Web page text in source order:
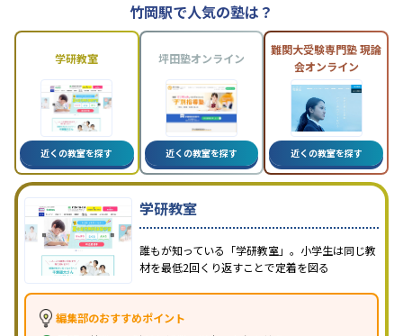
竹岡駅で人気の塾は？
学研教室
近くの教室を探す
坪田塾オンライン
近くの教室を探す
難関大受験専門塾 現論
会オンライン
近くの教室を探す
学研教室
誰もが知っている「学研教室」。小学生は同じ教
材を最低2回くり返すことで定着を図る
編集部のおすすめポイント